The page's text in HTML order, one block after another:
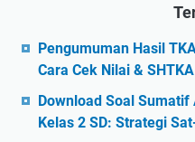
Pengumuman Hasil
Cara Cek Nilai & SHTKA
Download Soal
Kelas 2 SD: Strategi